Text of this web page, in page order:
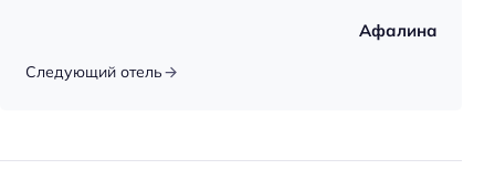
Площадь пляжа: 0
Афалина
Следующий отель